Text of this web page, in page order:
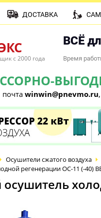
с 2000 года
ВСЁ
Время
winwin@pnevmo.ru
ДОСТАВКА
Осушители сжатого воздуха
регенерации ОС-11 (-40)